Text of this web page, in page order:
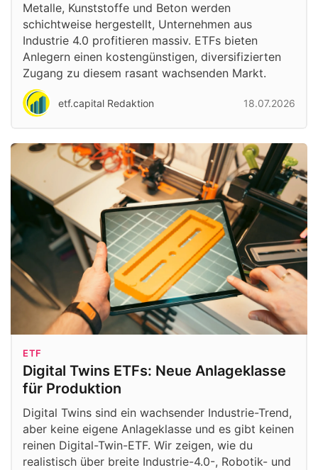
Metalle, Kunststoffe und Beton werden
schichtweise hergestellt, Unternehmen aus
Industrie 4.0 profitieren massiv. ETFs bieten
Anlegern einen kostengünstigen, diversifizierten
Zugang zu diesem rasant wachsenden Markt.
etf.capital Redaktion 18.07.2026
ETF
Digital Twins ETFs: Neue Anlageklasse
für Produktion
Digital Twins sind ein wachsender Industrie-Trend,
aber keine eigene Anlageklasse und es gibt keinen
reinen Digital-Twin-ETF. Wir zeigen, wie du
realistisch über breite Industrie-4.0-, Robotik- und